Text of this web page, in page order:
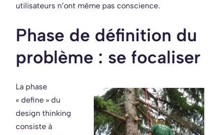
utilisateurs n’ont même pas conscience.
Phase de définition du
problème : se focaliser
La phase
« define » du
design thinking
consiste à